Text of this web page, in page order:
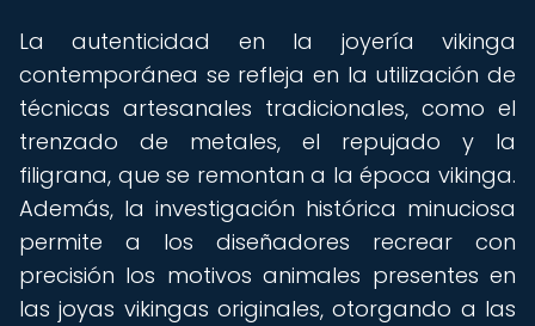
La autenticidad en la joyería vikinga
contemporánea se refleja en la utilización de
técnicas artesanales tradicionales, como el
trenzado de metales, el repujado y la
filigrana, que se remontan a la época vikinga.
Además, la investigación histórica minuciosa
permite a los diseñadores recrear con
precisión los motivos animales presentes en
las joyas vikingas originales, otorgando a las